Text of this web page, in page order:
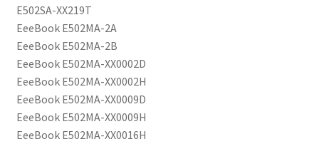
E502SA-XX219T
EeeBook E502MA-2A
EeeBook E502MA-2B
EeeBook E502MA-XX0002D
EeeBook E502MA-XX0002H
EeeBook E502MA-XX0009D
EeeBook E502MA-XX0009H
EeeBook E502MA-XX0016H